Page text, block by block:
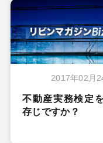
2017年02月
不動産実務検定
存じですか？